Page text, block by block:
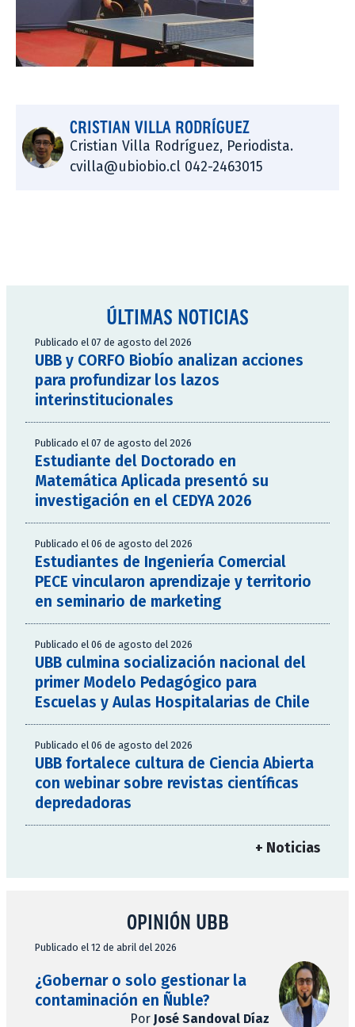
CRISTIAN VILLA RODRÍGUEZ
Cristian Villa Rodríguez, Periodista.
cvilla@ubiobio.cl 042-2463015
ÚLTIMAS NOTICIAS
Publicado el 07 de agosto del 2026
UBB y CORFO Biobío analizan acciones
para profundizar los lazos
interinstitucionales
Publicado el 07 de agosto del 2026
Estudiante del Doctorado en
Matemática Aplicada presentó su
investigación en el CEDYA 2026
Publicado el 06 de agosto del 2026
Estudiantes de Ingeniería Comercial
PECE vincularon aprendizaje y territorio
en seminario de marketing
Publicado el 06 de agosto del 2026
UBB culmina socialización nacional del
primer Modelo Pedagógico para
Escuelas y Aulas Hospitalarias de Chile
Publicado el 06 de agosto del 2026
UBB fortalece cultura de Ciencia Abierta
con webinar sobre revistas científicas
depredadoras
+ Noticias
OPINIÓN UBB
Publicado el 12 de abril del 2026
¿Gobernar o solo gestionar la
contaminación en Ñuble?
Por José Sandoval Díaz